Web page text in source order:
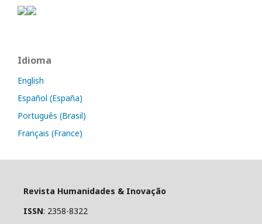
Idioma
English
Español (España)
Português (Brasil)
Français (France)
Revista Humanidades & Inovação
ISSN: 2358-8322